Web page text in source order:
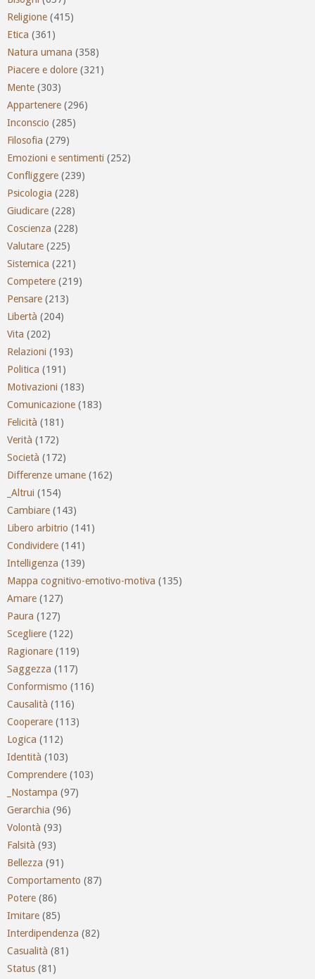
Religione (415)
Etica (361)
Natura umana (358)
Piacere e dolore (321)
Mente (303)
Appartenere (296)
Inconscio (285)
Filosofia (279)
Emozioni e sentimenti (252)
Confliggere (239)
Psicologia (228)
Giudicare (228)
Coscienza (228)
Valutare (225)
Sistemica (221)
Competere (219)
Pensare (213)
Libertà (204)
Vita (202)
Relazioni (193)
Politica (191)
Motivazioni (183)
Comunicazione (183)
Felicità (181)
Verità (172)
Società (172)
Differenze umane (162)
_Altrui (154)
Cambiare (143)
Libero arbitrio (141)
Condividere (141)
Intelligenza (139)
Mappa cognitivo-emotivo-motiva (135)
Amare (127)
Paura (127)
Scegliere (122)
Ragionare (119)
Saggezza (117)
Conformismo (116)
Causalità (116)
Cooperare (113)
Logica (112)
Identità (103)
Comprendere (103)
_Nostampa (97)
Gerarchia (96)
Volontà (93)
Falsità (93)
Bellezza (91)
Comportamento (87)
Potere (86)
Imitare (85)
Interdipendenza (82)
Casualità (81)
Status (81)